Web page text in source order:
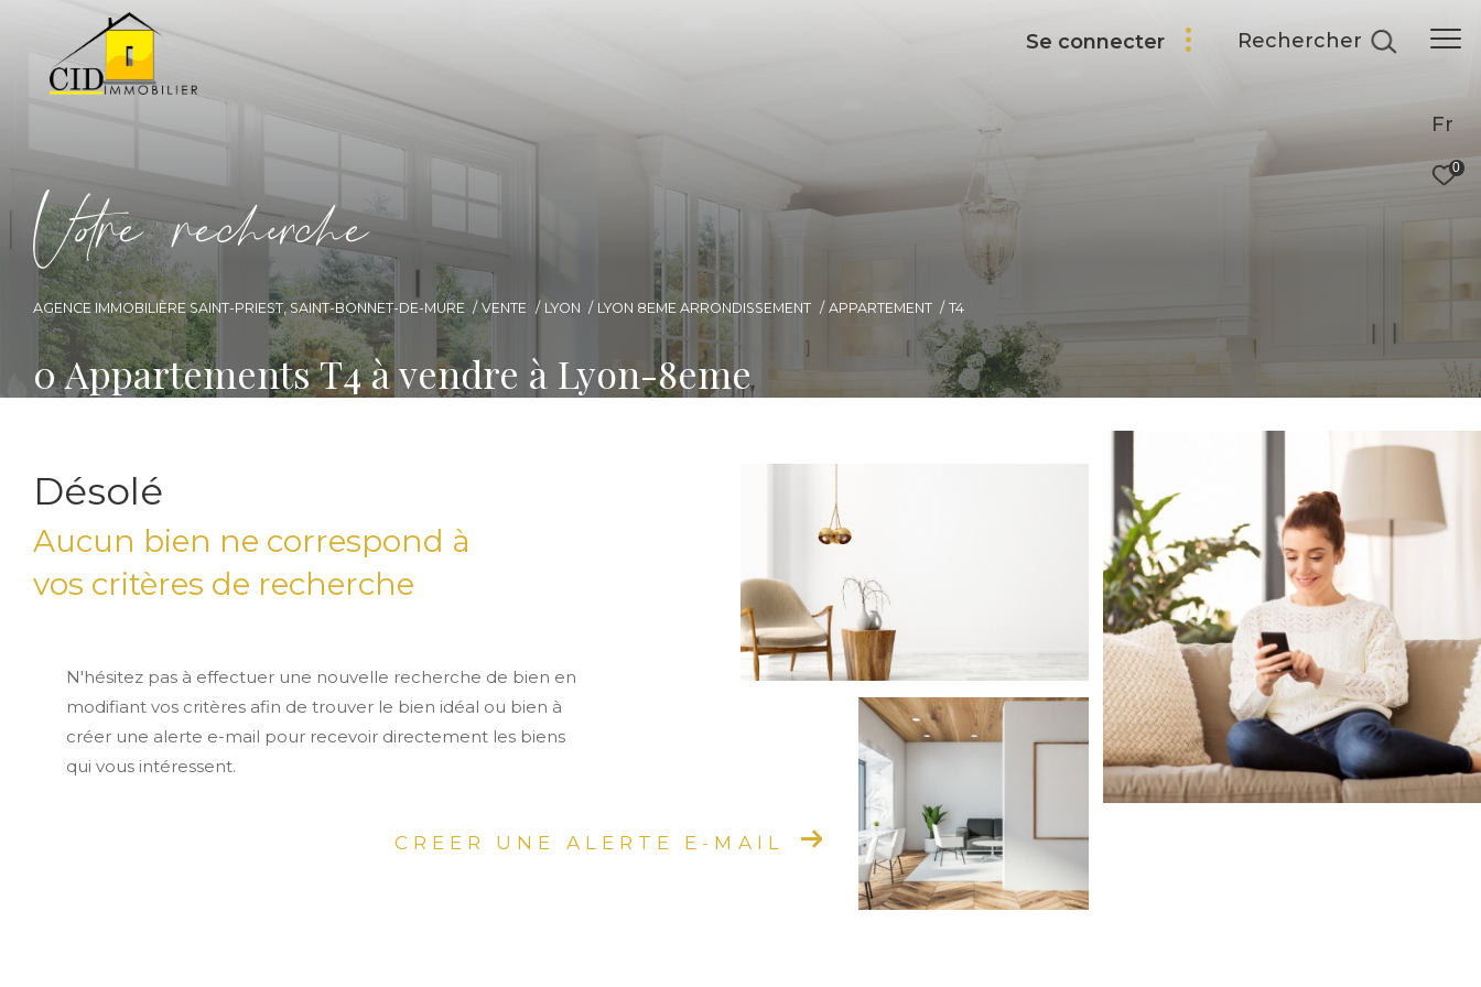
Fr
0
Se connecter Rechercher
Vore recece
AGENCE IMMOBILIÈRE SAINT-PRIEST, SAINT-BONNET-DE-MURE VENTE LYON LYON 8EME ARRONDISSEMENT APPARTEMENT T4
0Appartements T4 à vendre à Lyon-8eme
Désolé
Aucun bien ne correspond à
vos critères de recherche
N'hésitez pas à effectuer une nouvelle recherche de bien en
modifiant vos critères afin de trouver le bien idéal ou bien à
créer une alerte e-mail pour recevoir directement les biens
qui vous intéressent.
CREER UNE ALERTE E-MAIL